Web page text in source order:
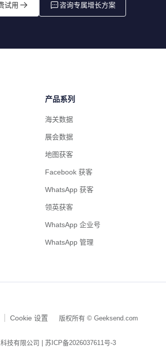
试用 咨询专属增长方案
产品系列
海关数据
展会数据
地图获客
Facebook 获客
WhatsApp 获客
领英获客
WhatsApp 企业号
WhatsApp 管理
Cookie 设置 版权所有 © Geeksend.com
技有限公司 | 苏ICP备2026037611号-3